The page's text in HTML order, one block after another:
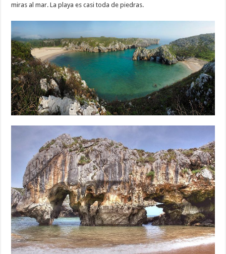
miras al mar. La playa es casi toda de piedras.